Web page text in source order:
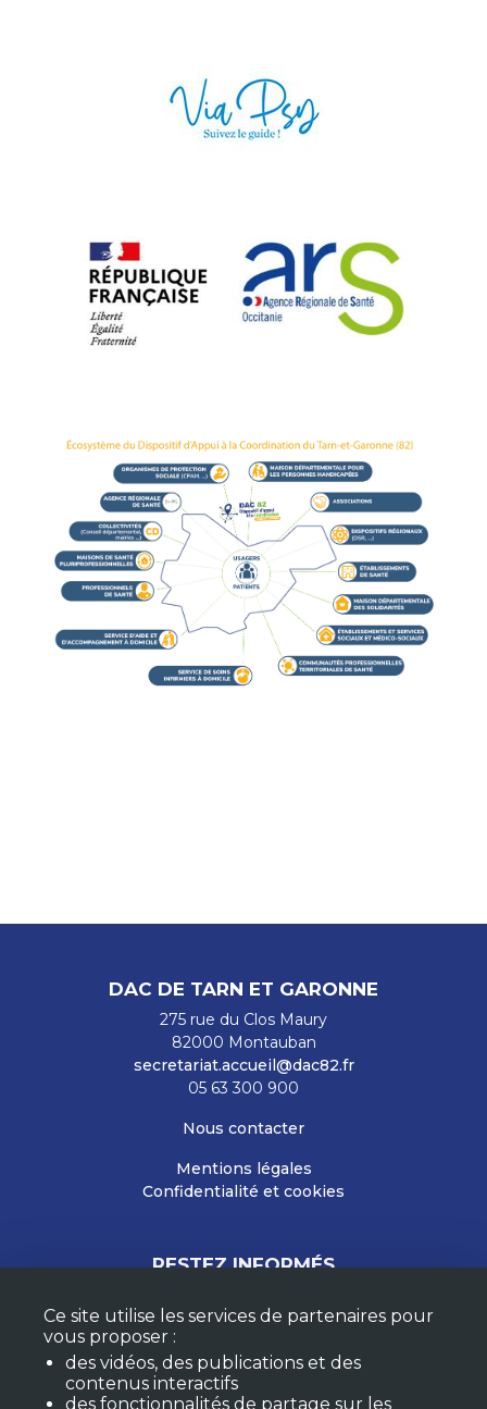
DAC DE TARN ET GARONNE
275 rue du Clos Maury
82000 Montauban
secretariat.accueil@dac82.fr
05 63 300 900
Nous contacter
Mentions légales
Confidentialité et cookies
RESTEZ INFORMÉS
M'ABONNER À LA NEWSLETTER
MON COMPTE
F.A.Q.
Ce site utilise les services de partenaires pour
vous proposer :
des vidéos, des publications et des
contenus interactifs
des fonctionnalités de partage sur les